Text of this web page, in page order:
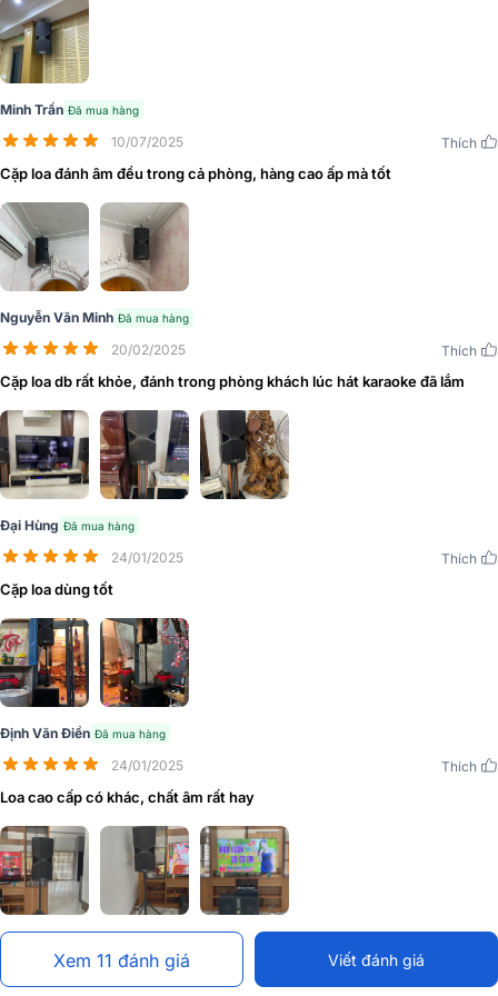
Đánh giá chất lượng Loa dBTechnologies Opera
Reevo 212
Âm thanh mạnh mẽ đáng kinh ngạc
OPERA REEVO 212
với độ phân giải âm thanh cao, khả năng mở rộng cấp thấp đẳng
cấp bên trong một thùng
Minh Trần Đã mua hàng
10/07/2025 Thích
Cặp loa đánh âm đều trong cả phòng, hàng cao ấp mà tốt
Nguyễn Văn Minh Đã mua hàng
20/02/2025 Thích
Cặp loa db rất khỏe, đánh trong phòng khách lúc hát karaoke đã lắm
Đại Hùng Đã mua hàng
24/01/2025 Thích
Cặp loa dùng tốt
Định Văn Điền Đã mua hàng
24/01/2025 Thích
Loa cao cấp có khác, chất âm rất hay
Xem 11 đánh giá Viết đánh giá